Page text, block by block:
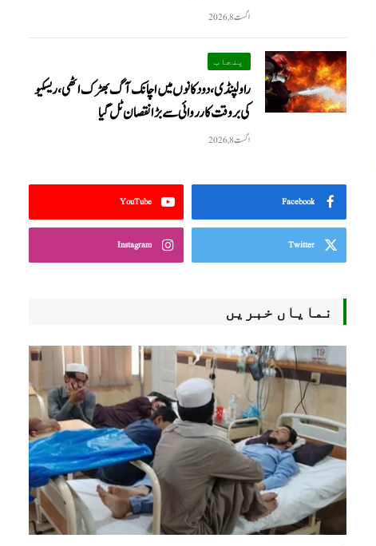
اگست 8, 2026
پنجاب
راولپنڈی، دو دکانوں میں اچانک آگ بھڑک اٹھی، ریسکیو
کی بروقت کارروائی سے بڑا نقصان ٹل گیا
اگست 8, 2026
Facebook
YouTube
Twitter
Instagram
نمایاں خبریں